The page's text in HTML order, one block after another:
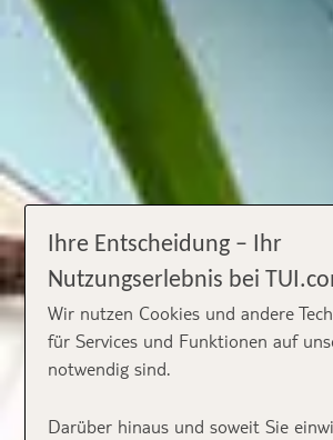
Ihre Entscheidung – Ihr
Nutzungserlebnis bei
Wir nutzen Cookies und andere
für Services und Funktionen auf
notwendig sind.
Darüber hinaus und soweit Sie